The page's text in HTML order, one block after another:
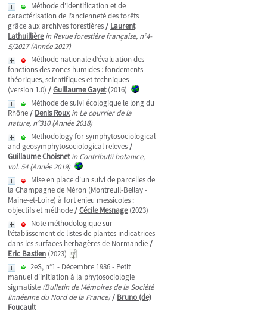
Méthode d’identification et de
caractérisation de l’ancienneté des forêts
grâce aux archives forestières/ Laurent
Lathuillière in Revue forestière française, n°4-
5/2017 (Année 2017)
Méthode nationale d’évaluation des
fonctions des zones humides : fondements
théoriques, scientifiques et techniques
(version 1.0) /Guillaume Gayet(2016)
Méthode de suivi écologique le long du
Rhône/ Denis Roux in Le courrier de la
nature, n°310 (Année 2018)
Methodology for symphytosociological
and geosymphytosociological releves/
Guillaume Choisnet in Contributii botanice,
vol. 54 (Année 2019)
Mise en place d'un suivi de parcelles de
la Champagne de Méron (Montreuil-Bellay -
Maine-et-Loire) à fort enjeu messicoles :
objectifs et méthode/Cécile Mesnage(2023)
Note méthodologique sur
l’établissement de listes de plantes indicatrices
dans les surfaces herbagères de Normandie/
Eric Bastien (2023)
2eS, n°1 - Décembre 1986 - Petit
manuel d'initiation à la phytosociologie
sigmatiste (Bulletin de Mémoires de la Société
linnéenne du Nord de la France)/ Bruno (de)
Foucault